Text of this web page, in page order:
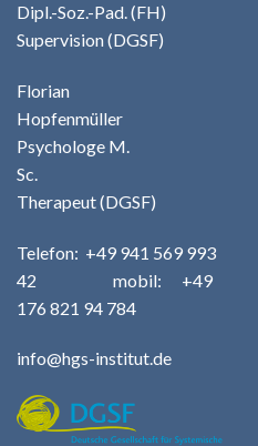
Dipl.-Soz.-Pad. (FH)
Supervision (DGSF)
Florian
Hopfenmüller
Psychologe M.
Sc.
Therapeut (DGSF)
Telefon: +49 941 569 993
42 mobil: +49
176 821 94 784
info@hgs-institut.de